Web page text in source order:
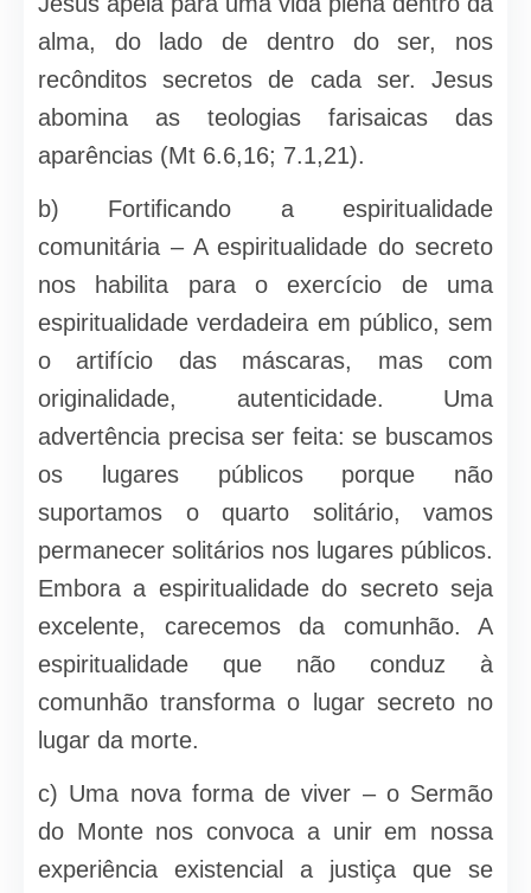
alma, do lado de dentro do ser, nos
recônditos secretos de cada ser. Jesus
abomina as teologias farisaicas das
aparências (Mt 6.6,16; 7.1,21).
b) Fortificando a espiritualidade
comunitária – A espiritualidade do secreto
nos habilita para o exercício de uma
espiritualidade verdadeira em público, sem
o artifício das máscaras, mas com
originalidade, autenticidade. Uma
advertência precisa ser feita: se buscamos
os lugares públicos porque não
suportamos o quarto solitário, vamos
permanecer solitários nos lugares públicos.
Embora a espiritualidade do secreto seja
excelente, carecemos da comunhão. A
espiritualidade que não conduz à
comunhão transforma o lugar secreto no
lugar da morte.
c) Uma nova forma de viver – o Sermão
do Monte nos convoca a unir em nossa
experiência existencial a justiça que se